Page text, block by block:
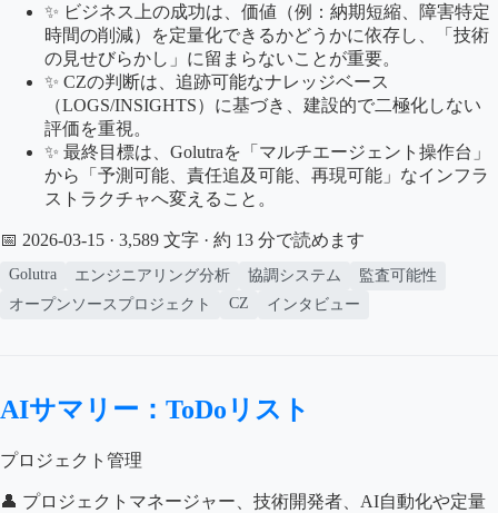
✨ ビジネス上の成功は、価値（例：納期短縮、障害特定
時間の削減）を定量化できるかどうかに依存し、「技術
の見せびらかし」に留まらないことが重要。
✨ CZの判断は、追跡可能なナレッジベース
（LOGS/INSIGHTS）に基づき、建設的で二極化しない
評価を重視。
✨ 最終目標は、Golutraを「マルチエージェント操作台」
から「予測可能、責任追及可能、再現可能」なインフラ
ストラクチャへ変えること。
📅 2026-03-15 · 3,589 文字 · 約 13 分で読めます
Golutra エンジニアリング分析 協調システム
監査可能性
オープンソースプロジェクト
CZ インタビュー
AIサマリー：ToDoリスト
プロジェクト管理
👤 プロジェクトマネージャー、技術開発者、AI自動化や定量